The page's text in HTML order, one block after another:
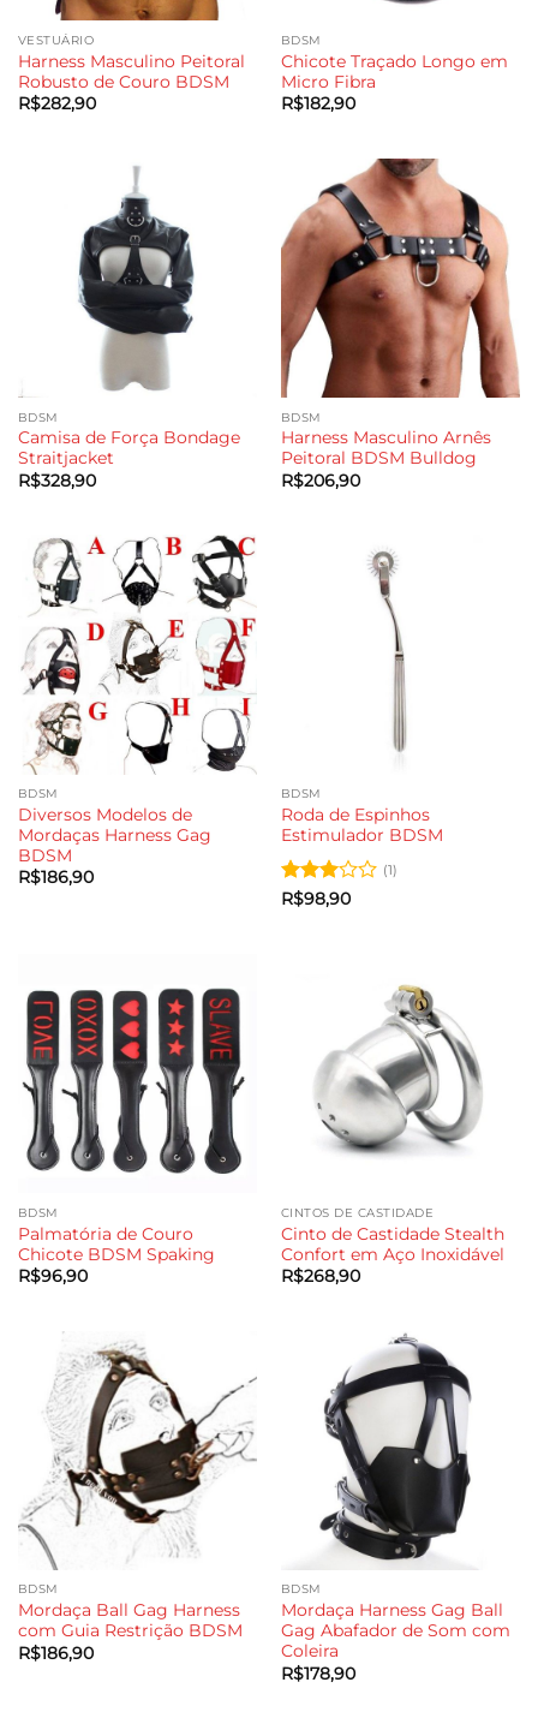
VESTUÁRIO
Harness Masculino Peitoral
Robusto de Couro BDSM
R$282,90
BDSM
Chicote Traçado Longo em
Micro Fibra
R$182,90
BDSM
Camisa de Força Bondage
Straitjacket
R$328,90
BDSM
Harness Masculino Arnês
Peitoral BDSM Bulldog
R$206,90
BDSM
Diversos Modelos de
Mordaças Harness Gag
BDSM
R$186,90
BDSM
Roda de Espinhos
Estimulador BDSM
Avaliação
(1)
R$98,90
BDSM
Palmatória de Couro
Chicote BDSM Spaking
R$96,90
CINTOS DE CASTIDADE
Cinto de Castidade Stealth
Confort em Aço Inoxidável
R$268,90
BDSM
Mordaça Ball Gag Harness
com Guia Restrição BDSM
R$186,90
BDSM
Mordaça Harness Gag Ball
Gag Abafador de Som com
Coleira
R$178,90